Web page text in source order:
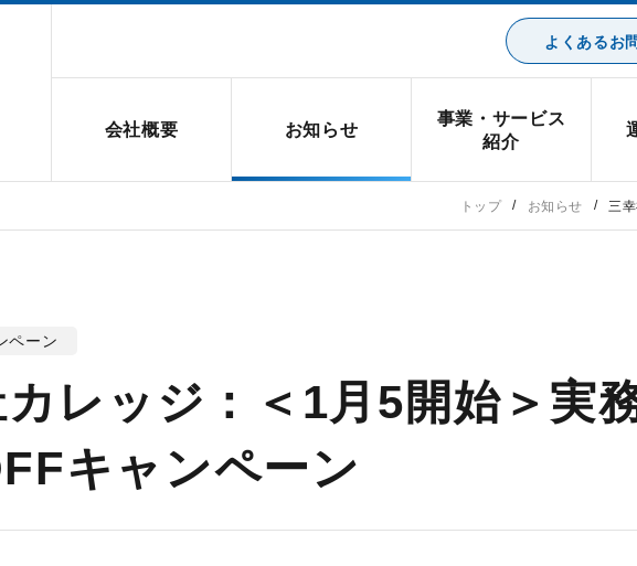
よくあるお
会社概要 お知らせ
事業・サービス
紹介
トップ お知らせ 三
ペーン
カレッジ：＜1月5開始＞
キャンペーン